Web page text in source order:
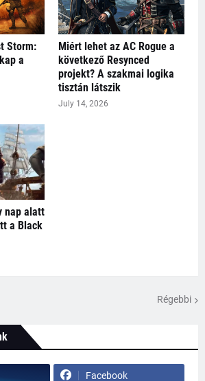
Storm:
a
Miért lehet az AC Rogue a
következő Resynced
projekt? A szakmai logika
tisztán látszik
July 14, 2026
nap alatt
a Black
Régebbi
Facebook